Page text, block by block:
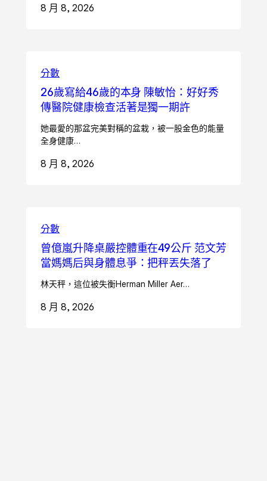
8 月 8, 2026
分數
26歲寫給46歲的本身 陳敏怡：好好秀
傳醫院健康檢查活著是獨一期許
她最愛的那盆完美對稱的盆栽，被一股金色的能量
全身健康…
8 月 8, 2026
分數
曾億嵐升降桌嚴控體重在49公斤 范文芳
當媽媽后與身體息爭：把秤丟失落了
林天秤，這位被失衡Herman Miller Aer…
8 月 8, 2026